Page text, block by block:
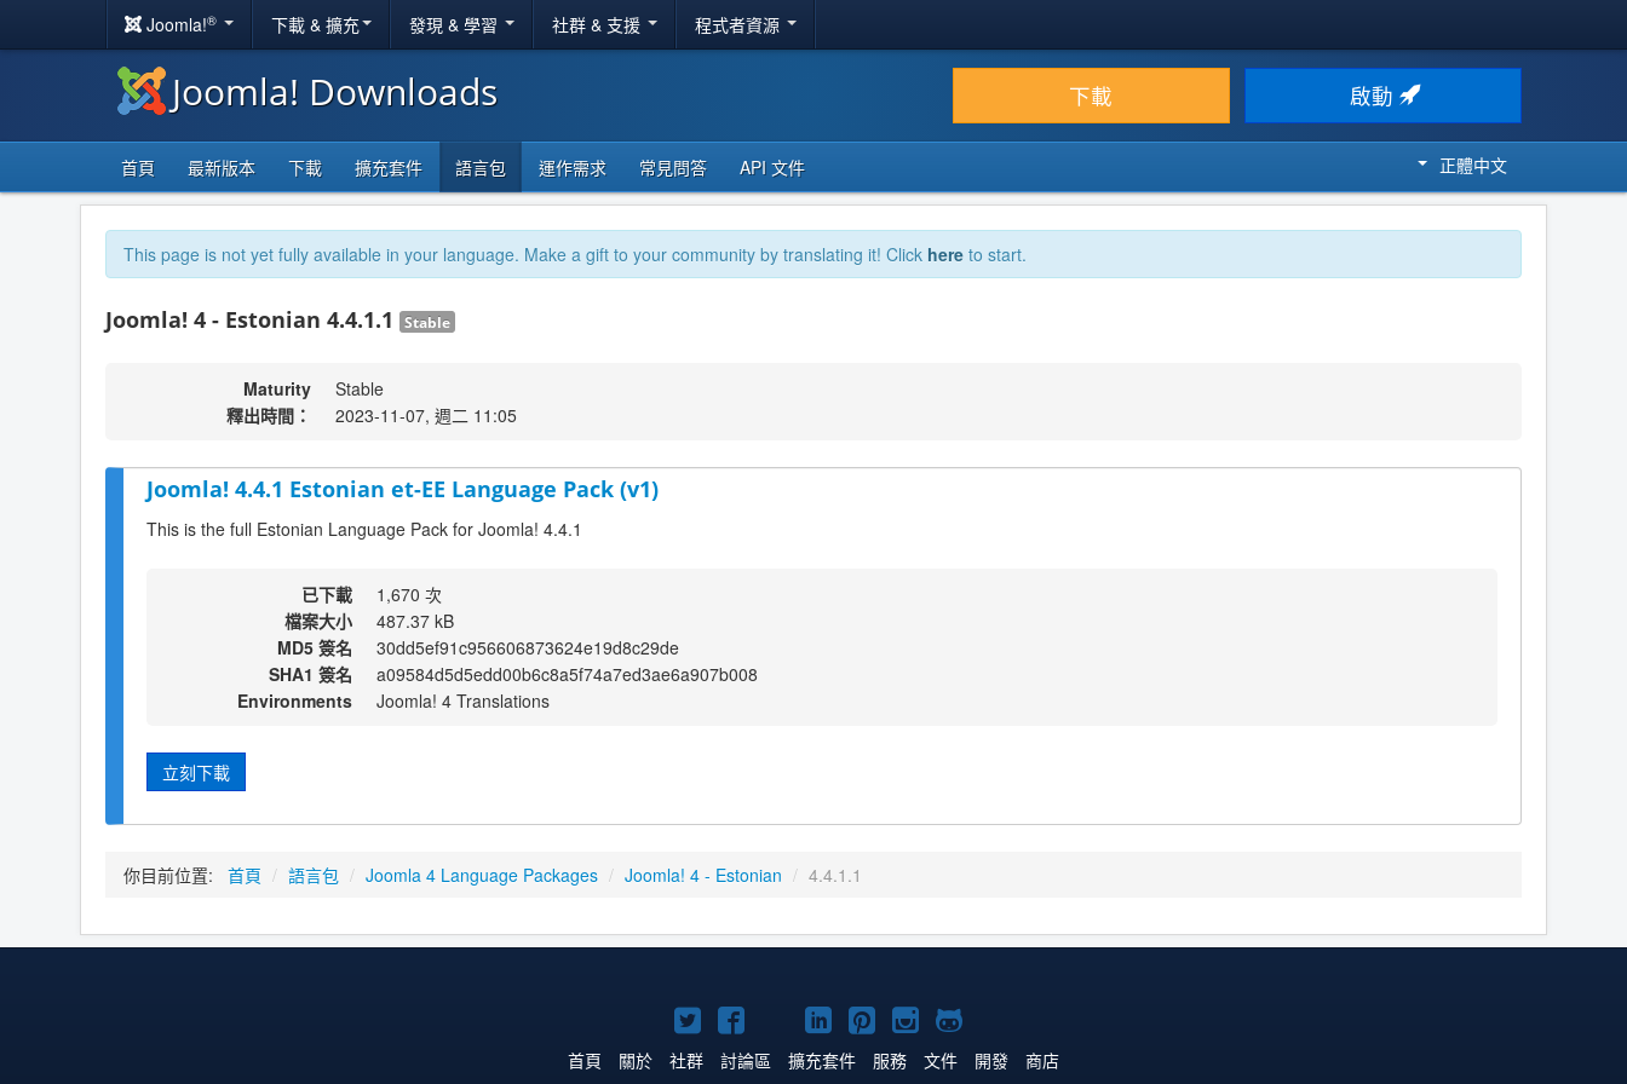
Joomla!® 下載 & 擴充 發現 & 學習 社群 & 支援 程式者資源
Joomla! Downloads 下載 啟動
首頁 最新版本 下載 擴充套件 語言包 運作需求 常見問答 API 文件 正體中文
This page is not yet fully available in your language. Make a gift to your community by translating it! Click here to start.
Joomla! 4 - Estonian 4.4.1.1 Stable
Maturity
Stable
釋出時間：
2023-11-07, 週二 11:05
Joomla! 4.4.1 Estonian et-EE Language Pack (v1)
This is the full Estonian Language Pack for Joomla! 4.4.1
已下載
1,670 次
檔案大小
487.37 kB
MD5 簽名
30dd5ef91c956606873624e19d8c29de
SHA1 簽名
a09584d5d5edd00b6c8a5f74a7ed3ae6a907b008
Environments
Joomla! 4 Translations
立刻下載
你目前位置: 首頁 / 語言包 / Joomla 4 Language Packages / Joomla! 4 - Estonian / 4.4.1.1
Twitter
上
Facebook
上
YouTube
上
Linkedln
上
Pinterest
上
Instagram
上
GitHub
上
首頁 關於 社群 討論區 擴充套件 服務 文件 開發 商店